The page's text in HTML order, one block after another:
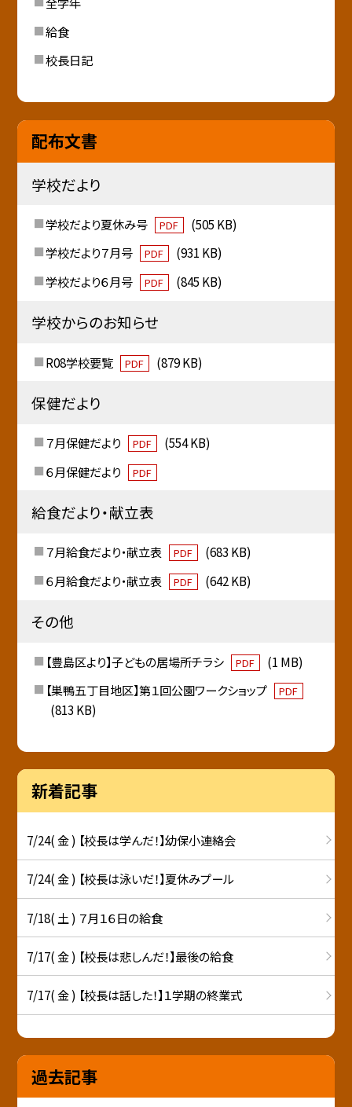
給食
校長日記
配布文書
学校だより
学校だより夏休み号 PDF
(505 KB)
学校だより７月号
PDF
(931 KB)
学校だより６月号
PDF (845 KB)
学校からのお知らせ
R08学校要覧 PDF (879 KB)
保健だより
７月保健だより PDF
(554 KB)
６月保健だより
PDF
給食だより・献立表
７月給食だより・献立表 PDF
(683 KB)
６月給食だより・献立表
PDF (642 KB)
その他
【豊島区より】子どもの居場所チラシ PDF
(1 MB)
【巣鴨五丁目地区】第１回公園ワークショップ
PDF
(813 KB)
新着記事
7/24( 金 ) 【校長は学んだ！】幼保小連絡会
7/24( 金 ) 【校長は泳いだ！】夏休みプール
7/18( 土 ) ７月１６日の給食
7/17( 金 ) 【校長は悲しんだ！】最後の給食
7/17( 金 ) 【校長は話した！】１学期の終業式
過去記事